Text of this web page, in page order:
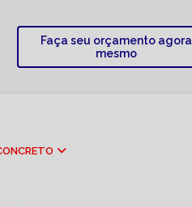
Faça seu orçamento agora
mesmo